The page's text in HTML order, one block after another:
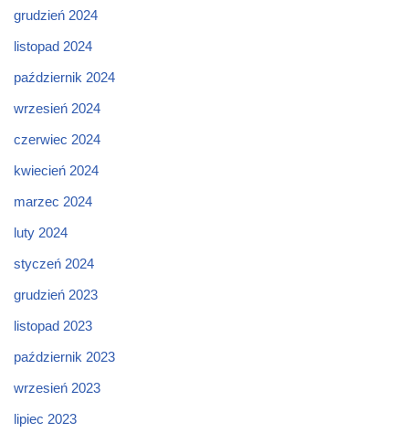
grudzień 2024
listopad 2024
październik 2024
wrzesień 2024
czerwiec 2024
kwiecień 2024
marzec 2024
luty 2024
styczeń 2024
grudzień 2023
listopad 2023
październik 2023
wrzesień 2023
lipiec 2023